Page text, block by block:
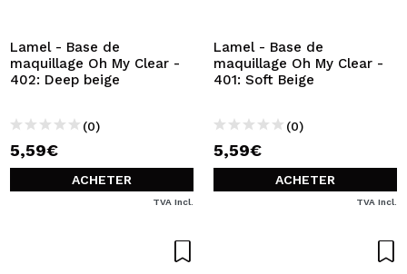
Lamel - Base de
maquillage Oh My Clear -
402: Deep beige
(0)
5,59€
ACHETER
TVA Incl.
Lamel - Base de
maquillage Oh My Clear -
401: Soft Beige
(0)
5,59€
ACHETER
TVA Incl.